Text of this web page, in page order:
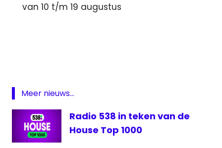
van 10 t/m 19 augustus
Ever
Op
Feyenoord
Google
Meer nieuws...
Radio 538 in teken van de
House Top 1000